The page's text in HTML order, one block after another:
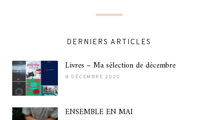
DERNIERS ARTICLES
Livres – Ma sélection de décembre
8 DÉCEMBRE 2020
ENSEMBLE EN MAI